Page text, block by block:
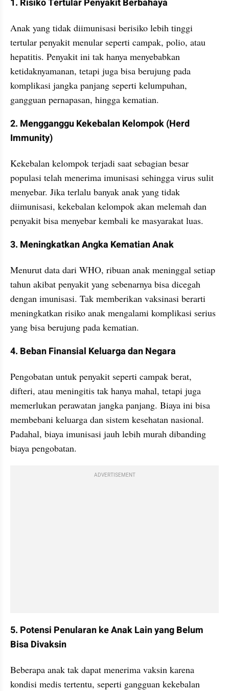
Anak yang tidak diimunisasi berisiko lebih tinggi
tertular penyakit menular seperti campak, polio, atau
hepatitis. Penyakit ini tak hanya menyebabkan
ketidaknyamanan, tetapi juga bisa berujung pada
komplikasi jangka panjang seperti kelumpuhan,
gangguan pernapasan, hingga kematian.
2. Mengganggu Kekebalan Kelompok (Herd
Immunity)
Kekebalan kelompok terjadi saat sebagian besar
populasi telah menerima imunisasi sehingga virus sulit
menyebar. Jika terlalu banyak anak yang tidak
diimunisasi, kekebalan kelompok akan melemah dan
penyakit bisa menyebar kembali ke masyarakat luas.
3. Meningkatkan Angka Kematian Anak
Menurut data dari WHO, ribuan anak meninggal setiap
tahun akibat penyakit yang sebenarnya bisa dicegah
dengan imunisasi. Tak memberikan vaksinasi berarti
meningkatkan risiko anak mengalami komplikasi serius
yang bisa berujung pada kematian.
4. Beban Finansial Keluarga dan Negara
Pengobatan untuk penyakit seperti campak berat,
difteri, atau meningitis tak hanya mahal, tetapi juga
memerlukan perawatan jangka panjang. Biaya ini bisa
membebani keluarga dan sistem kesehatan nasional.
Padahal, biaya imunisasi jauh lebih murah dibanding
biaya pengobatan.
ADVERTISEMENT
5. Potensi Penularan ke Anak Lain yang Belum
Bisa Divaksin
Beberapa anak tak dapat menerima vaksin karena
kondisi medis tertentu, seperti gangguan kekebalan